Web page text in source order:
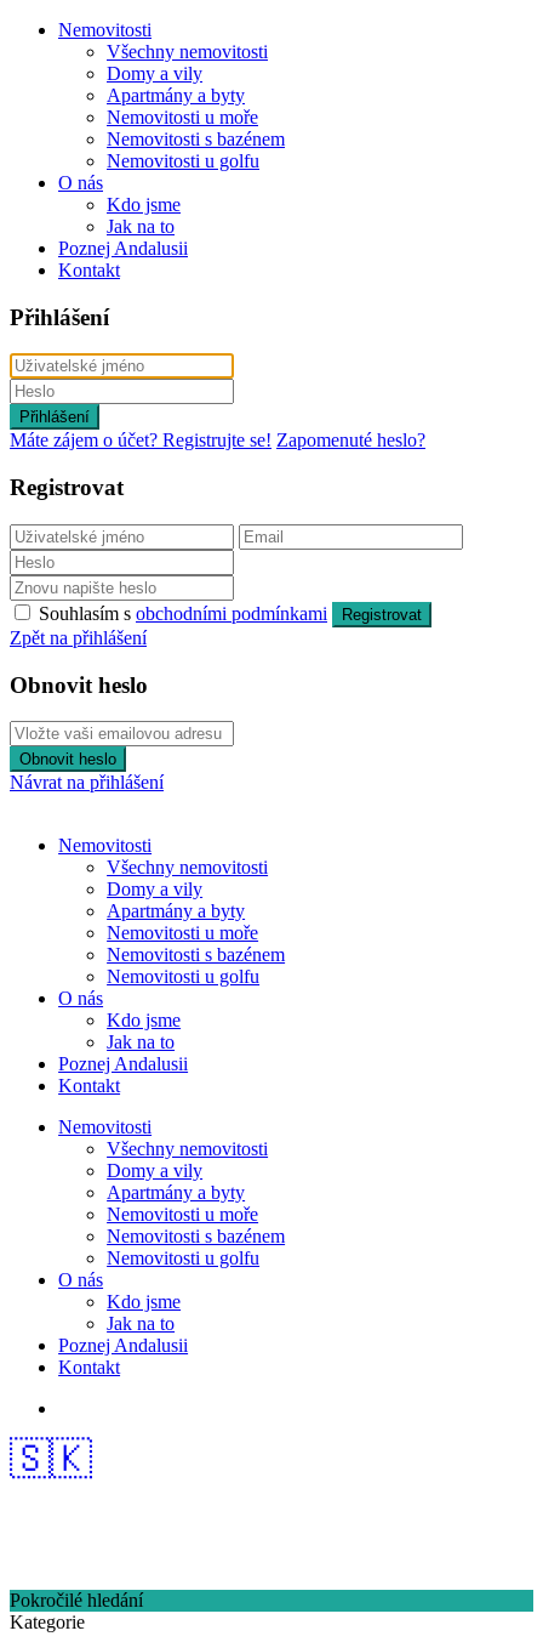
Nemovitosti
Všechny nemovitosti
Domy a vily
Apartmány a byty
Nemovitosti u moře
Nemovitosti s bazénem
Nemovitosti u golfu
O nás
Kdo jsme
Jak na to
Poznej Andalusii
Kontakt
Přihlášení
Přihlášení
Máte zájem o účet? Registrujte se! Zapomenuté heslo?
Registrovat
Souhlasím s obchodními podmínkami Registrovat
Zpět na přihlášení
Obnovit heslo
Obnovit heslo
Návrat na přihlášení
Nemovitosti
Všechny nemovitosti
Domy a vily
Apartmány a byty
Nemovitosti u moře
Nemovitosti s bazénem
Nemovitosti u golfu
O nás
Kdo jsme
Jak na to
Poznej Andalusii
Kontakt
Nemovitosti
Všechny nemovitosti
Domy a vily
Apartmány a byty
Nemovitosti u moře
Nemovitosti s bazénem
Nemovitosti u golfu
O nás
Kdo jsme
Jak na to
Poznej Andalusii
Kontakt
🇸🇰
Pokročilé hledání
Kategorie